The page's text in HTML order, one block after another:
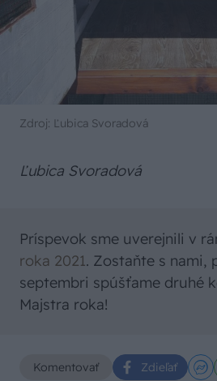
Zdroj: Ľubica Svoradová
Ľubica Svoradová
Príspevok sme uverejnili v
roka 2021. Zostaňte s nami,
septembri spúšťame druhé
Majstra roka!
Komentovať Zdieľať